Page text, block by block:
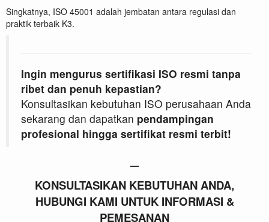
Singkatnya, ISO 45001 adalah jembatan antara regulasi dan
praktik terbaik K3.
Ingin mengurus sertifikasi ISO resmi tanpa
ribet dan penuh kepastian?
Konsultasikan kebutuhan ISO perusahaan Anda
sekarang dan dapatkan pendampingan
profesional hingga sertifikat resmi terbit!
—
KONSULTASIKAN KEBUTUHAN ANDA,
HUBUNGI KAMI UNTUK INFORMASI &
PEMESANAN